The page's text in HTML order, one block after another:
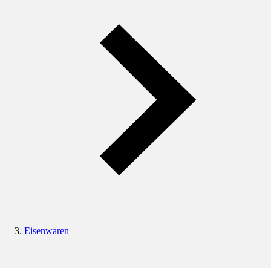
Eisenwaren